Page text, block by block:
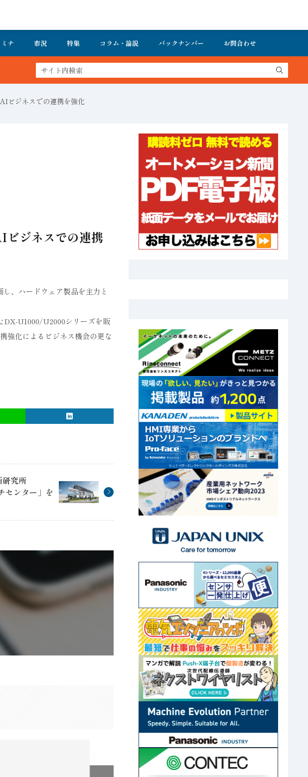
ナ 市況 特集 コラム・論説 バックナンバー お問合わせ
ビジネスでの連携を強化
ジネスでの連携
、ハードウェア製品を主力と
U1000/U2000シリーズを販
強化によるビジネス機会の更な
究所
センター」を